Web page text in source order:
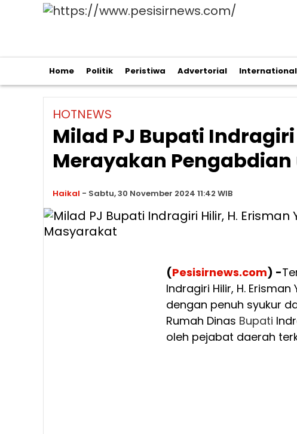
Home Politik Peristiwa Advertorial International
HOTNEWS
Milad PJ Bupati
Merayakan
Haikal - Sabtu, 30 November 2024 11:42 WIB
(Pesisirnews.com) -
Indragiri Hilir, H.
dengan penuh syukur
Rumah Dinas Bupati
oleh pejabat daerah